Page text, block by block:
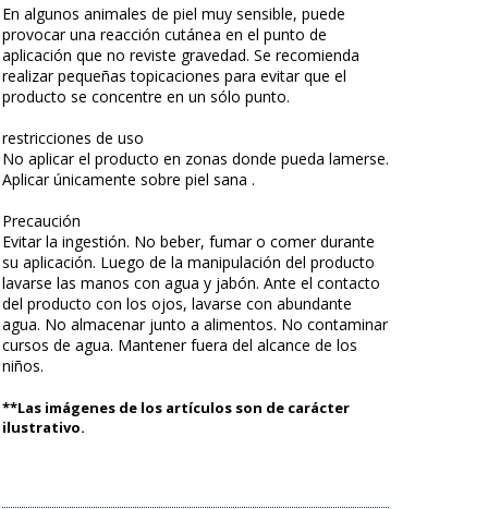
En algunos animales de piel muy sensible, puede
provocar una reacción cutánea en el punto de
aplicación que no reviste gravedad. Se recomienda
realizar pequeñas topicaciones para evitar que el
producto se concentre en un sólo punto.
restricciones de uso
No aplicar el producto en zonas donde pueda lamerse.
Aplicar únicamente sobre piel sana .
Precaución
Evitar la ingestión. No beber, fumar o comer durante
su aplicación. Luego de la manipulación del producto
lavarse las manos con agua y jabón. Ante el contacto
del producto con los ojos, lavarse con abundante
agua. No almacenar junto a alimentos. No contaminar
cursos de agua. Mantener fuera del alcance de los
niños.
**Las imágenes de los artículos son de carácter
ilustrativo.